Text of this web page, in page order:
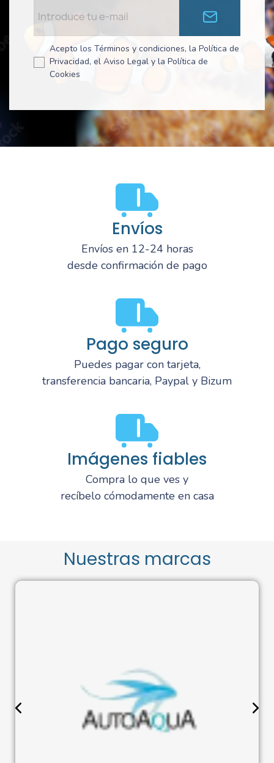
Acepto los Términos y condiciones, la Política de
Privacidad, el Aviso Legal y la Política de
Cookies
Envíos
Envíos en 12-24 horas
desde confirmación de pago
Pago seguro
Puedes pagar con tarjeta,
transferencia bancaria, Paypal y Bizum
Imágenes fiables
Compra lo que ves y
recíbelo cómodamente en casa
Nuestras marcas